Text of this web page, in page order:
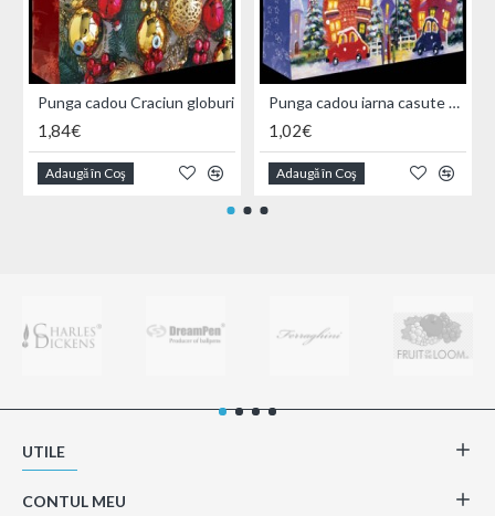
Punga cadou Craciun globuri
1,84€
Adaugă în Coş
Punga cadou iarna casute noaptea
1,02€
Adaugă în Coş
UTILE
CONTUL MEU